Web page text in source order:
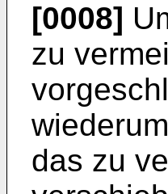
[0008]
zu
das zu